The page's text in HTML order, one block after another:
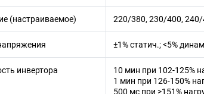
(настраиваемое) 220/380, 230/400,
±1% статич.; <5%
инвертора
10 мин при 102-125%
1 мин при 126-150%
500 мс при >151%